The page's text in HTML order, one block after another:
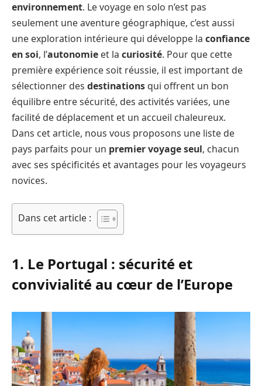
environnement. Le voyage en solo n’est pas
seulement une aventure géographique, c’est aussi
une exploration intérieure qui développe la confiance
en soi, l’autonomie et la curiosité. Pour que cette
première expérience soit réussie, il est important de
sélectionner des destinations qui offrent un bon
équilibre entre sécurité, des activités variées, une
facilité de déplacement et un accueil chaleureux.
Dans cet article, nous vous proposons une liste de
pays parfaits pour un premier voyage seul, chacun
avec ses spécificités et avantages pour les voyageurs
novices.
Dans cet article :
1. Le Portugal : sécurité et
convivialité au cœur de l’Europe